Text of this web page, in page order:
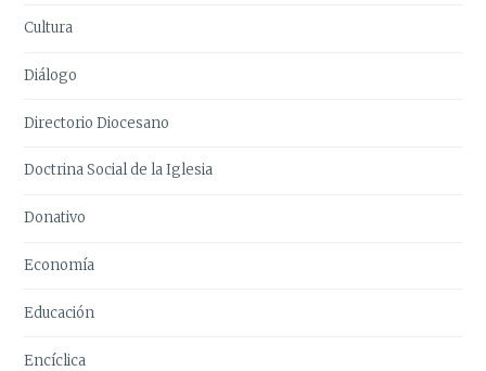
Cultura
Diálogo
Directorio Diocesano
Doctrina Social de la Iglesia
Donativo
Economía
Educación
Encíclica